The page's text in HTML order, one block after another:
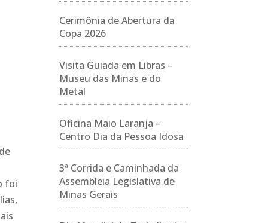
foi
Cerimônia de Abertura da
Copa 2026
Visita Guiada em Libras –
Museu das Minas e do
Metal
Oficina Maio Laranja –
Centro Dia da Pessoa Idosa
3ª Corrida e Caminhada da
Assembleia Legislativa de
Minas Gerais